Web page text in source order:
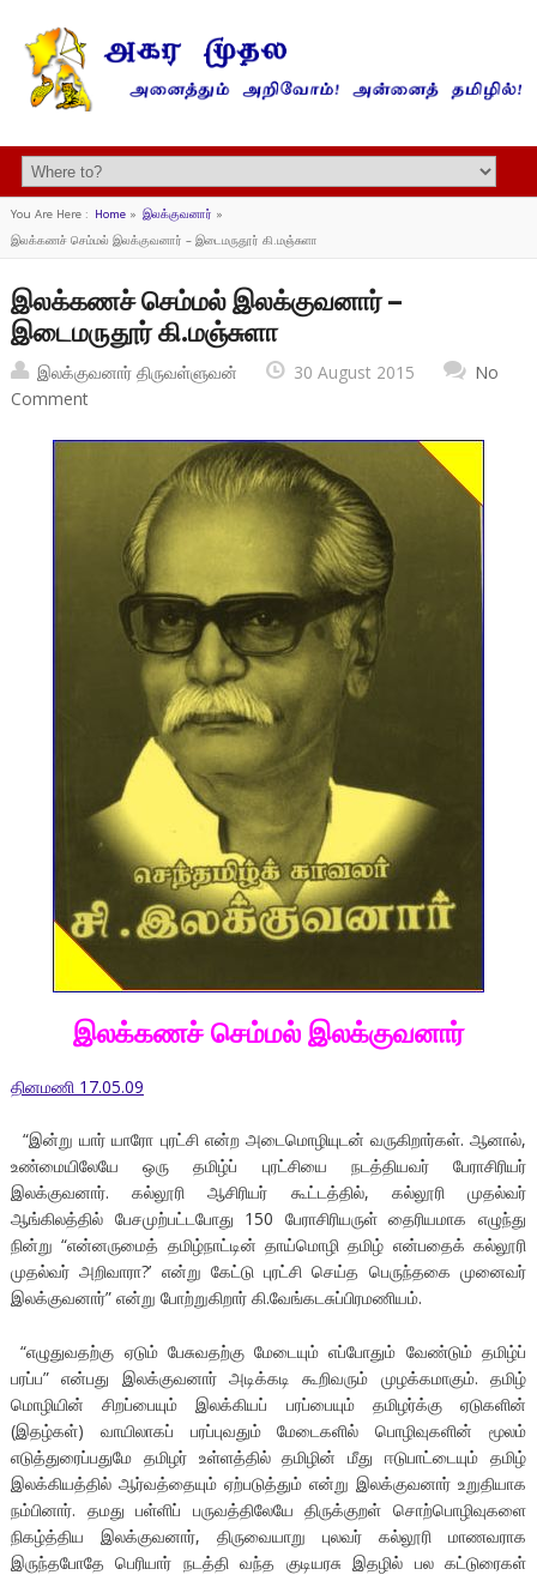
You Are Here : Home» இலக்குவனார் »
இலக்கணச் செம்மல் இலக்குவனார் – இடைமருதூர் கி.மஞ்சுளா
இலக்கணச் செம்மல் இலக்குவனார் –
இடைமருதூர் கி.மஞ்சுளா
இலக்குவனார் திருவள்ளுவன் 30 August 2015
No
Comment
இலக்கணச் செம்மல் இலக்குவனார்
தினமணி 17.05.09
“இன்று யார் யாரோ புரட்சி என்ற அடைமொழியுடன் வருகிறார்கள். ஆனால்,
உண்மையிலேயே ஒரு தமிழ்ப் புரட்சியை நடத்தியவர் பேராசிரியர்
இலக்குவனார். கல்லூரி ஆசிரியர் கூட்டத்தில், கல்லூரி முதல்வர்
ஆங்கிலத்தில் பேசமுற்பட்டபோது 150 பேராசிரியருள் தைரியமாக எழுந்து
நின்று “என்னருமைத் தமிழ்நாட்டின் தாய்மொழி தமிழ் என்பதைக் கல்லூரி
முதல்வர் அறிவாரா?’ என்று கேட்டு புரட்சி செய்த பெருந்தகை முனைவர்
இலக்குவனார்” என்று போற்றுகிறார் கி.வேங்கடசுப்பிரமணியம்.
“எழுதுவதற்கு ஏடும் பேசுவதற்கு மேடையும் எப்போதும் வேண்டும் தமிழ்ப்
பரப்ப” என்பது இலக்குவனார் அடிக்கடி கூறிவரும் முழக்கமாகும். தமிழ்
மொழியின் சிறப்பையும் இலக்கியப் பரப்பையும் தமிழர்க்கு ஏடுகளின்
(இதழ்கள்) வாயிலாகப் பரப்புவதும் மேடைகளில் பொழிவுகளின் மூலம்
எடுத்துரைப்பதுமே தமிழர் உள்ளத்தில் தமிழின் மீது ஈடுபாட்டையும் தமிழ்
இலக்கியத்தில் ஆர்வத்தையும் ஏற்படுத்தும் என்று இலக்குவனார் உறுதியாக
நம்பினார். தமது பள்ளிப் பருவத்திலேயே திருக்குறள் சொற்பொழிவுகளை
நிகழ்த்திய இலக்குவனார், திருவையாறு புலவர் கல்லூரி மாணவராக
இருந்தபோதே பெரியார் நடத்தி வந்த குடியரசு இதழில் பல கட்டுரைகள்